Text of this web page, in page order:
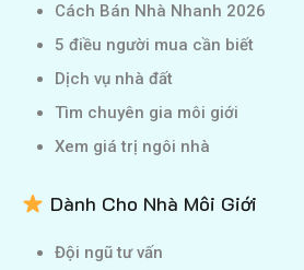
Cách Bán Nhà Nhanh 2026
5 điều người mua cần biết
Dịch vụ nhà đất
Tìm chuyên gia môi giới
Xem giá trị ngôi nhà
Dành Cho Nhà Môi Giới
Đội ngũ tư vấn